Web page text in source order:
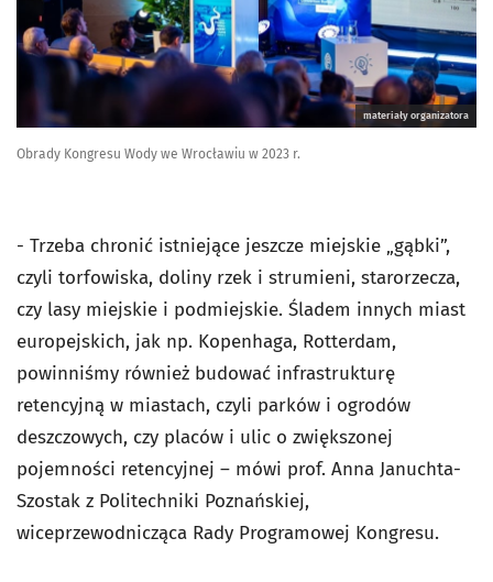
materiały organizatora
Obrady Kongresu Wody we Wrocławiu w 2023 r.
- Trzeba chronić istniejące jeszcze miejskie „gąbki”,
czyli torfowiska, doliny rzek i strumieni, starorzecza,
czy lasy miejskie i podmiejskie. Śladem innych miast
europejskich, jak np. Kopenhaga, Rotterdam,
powinniśmy również budować infrastrukturę
retencyjną w miastach, czyli parków i ogrodów
deszczowych, czy placów i ulic o zwiększonej
pojemności retencyjnej – mówi prof. Anna Januchta-
Szostak z Politechniki Poznańskiej,
wiceprzewodnicząca Rady Programowej Kongresu.